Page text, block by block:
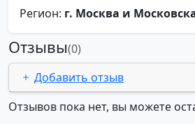
Регион: г. Москва и
Отзывы(0)
Добавить отзыв
Отзывов пока нет, вы можете